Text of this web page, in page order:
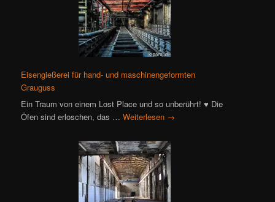
Eisengießerei für hand- und maschinengeformten
Grauguss
Ein Traum von einem Lost Place und so unberührt! ♥ Die
Öfen sind erloschen, das …Weiterlesen →